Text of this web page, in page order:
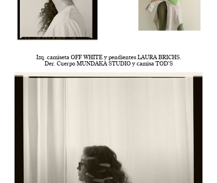
Izq. camiseta OFF WHITE y pendientes LAURA BRICHS.
Der. Cuerpo MUNDAKA STUDIO y camisa TOD’S